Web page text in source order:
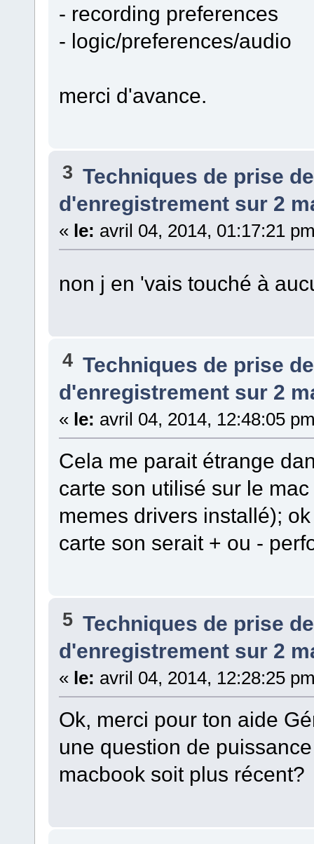
- recording preferences
- logic/preferences/audio
merci d'avance.
3 Techniques de prise
d'enregistrement sur 2
« le: avril 04, 2014, 01:17:21
non j en 'vais touché à
4 Techniques de prise
d'enregistrement sur 2
« le: avril 04, 2014, 12:48:05
Cela me parait étrange
carte son utilisé sur le
memes drivers installé);
carte son serait + ou -
5 Techniques de prise
d'enregistrement sur 2
« le: avril 04, 2014, 12:28:25
Ok, merci pour ton aide
une question de
macbook soit plus récent?